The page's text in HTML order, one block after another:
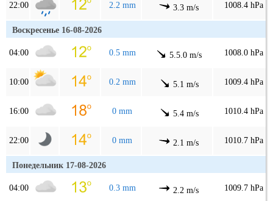
22:00 2.2 mm 3.3 m/s 1008.4 hPa
Воскресенье 16-08-2026
04:00 0.5 mm 5.5.0 m/s 1008.0 hPa
10:00 0.2 mm 5.1 m/s 1009.4 hPa
16:00 0 mm 5.4 m/s 1010.4 hPa
22:00 0 mm 2.1 m/s 1010.7 hPa
Понедельник 17-08-2026
04:00 0.3 mm 2.2 m/s 1009.7 hPa